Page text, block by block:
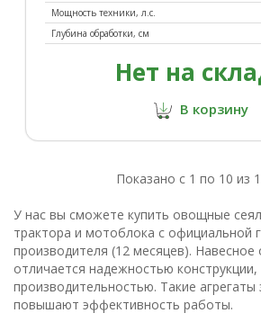
Мощность техники, л.с.
Глубина обработки, см
Нет на
В корзину
Показано с 1 по 10 из
У нас вы сможете купить овощные
трактора и мотоблока с официальной
производителя (12 месяцев). Навесное
отличается надежностью
производительностью. Такие агрегаты
повышают эффективность работы.